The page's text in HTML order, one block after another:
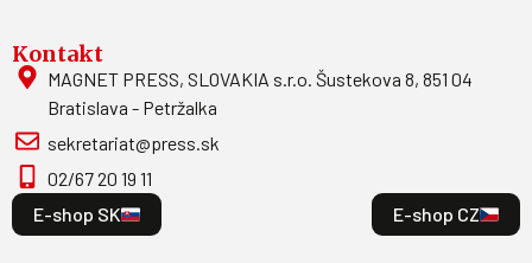
Kontakt
MAGNET PRESS, SLOVAKIA s.r.o. Šustekova 8, 851 04
Bratislava - Petržalka
sekretariat@press.sk
02/67 20 19 11
E-shop SK
E-shop CZ